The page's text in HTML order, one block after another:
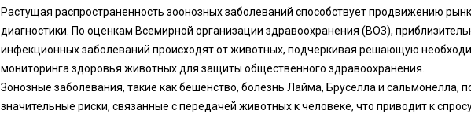
Растущая распространенность зоонозных заболеваний способствует продвижению
диагностики. По оценкам Всемирной организации здравоохранения (ВОЗ),
инфекционных заболеваний происходят от животных, подчеркивая решающую
мониторинга здоровья животных для защиты общественного здравоохранения.
Зонозные заболевания, такие как бешенство, болезнь Лайма, Бруселла и сальмонелла,
значительные риски, связанные с передачей животных к человеке, что приводит к